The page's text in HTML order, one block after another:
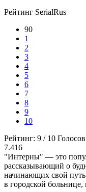
Рейтинг SerialRus
90
1
2
3
4
5
6
7
8
9
10
Рейтинг: 9 / 10
7.416
"Интерны" — это
рассказывающий о
начинающих свой путь
в городской больнице,